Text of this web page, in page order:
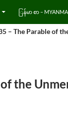
ြန်မာ စာ –
– The Parable of
the